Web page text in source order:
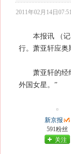
2011年02月14日07:51
本报讯 （记者
行。萧亚轩应奥
萧亚轩的经纪
外国女星。”
新京报
591粉丝
关注